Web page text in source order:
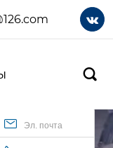


Эл. почта